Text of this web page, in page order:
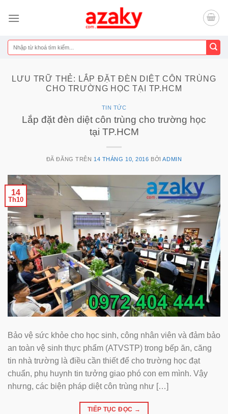
đến
dung
Tìm
kiếm:
LƯU TRỮ THẺ: LẮP ĐẶT ĐÈN DIỆT CÔN TRÙNG
CHO TRƯỜNG HỌC TẠI TP.HCM
TIN TỨC
Lắp đặt đèn diệt côn trùng cho trường học
tại TP.HCM
ĐÃ ĐĂNG TRÊN 14 THÁNG 10, 2016 BỞIADMIN
14
Th10
Bảo vệ sức khỏe cho học sinh, công nhân viên và đảm bảo
an toàn vệ sinh thực phẩm (ATVSTP) trong bếp ăn, căng
tin nhà trường là điều cần thiết để cho trường học đạt
chuẩn, phụ huynh tin tưởng giao phó con em mình. Vậy
nhưng, các biện pháp diệt côn trùng như […]
TIẾP TỤC ĐỌC →